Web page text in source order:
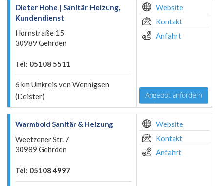
Dieter Hohe | Sanitär, Heizung,
Kundendienst
Hornstraße 15
30989 Gehrden
Tel: 05108 5511
6 km Umkreis von Wennigsen
(Deister)
Website
Kontakt
Anfahrt
Angebot anfordern
Warmbold Sanitär & Heizung
Weetzener Str. 7
30989 Gehrden
Tel: 05108 4997
Website
Kontakt
Anfahrt